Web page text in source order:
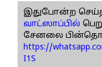
இதுபோன்ற
வாட்ஸாப்பில்
சேனலை
https://
I1S